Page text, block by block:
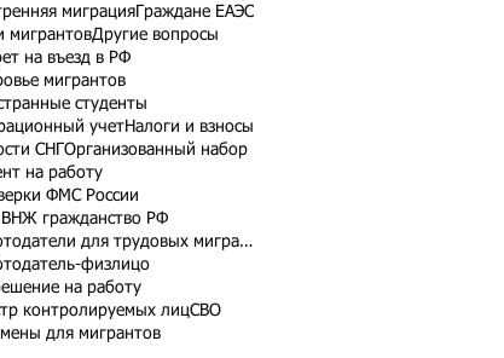
миграция Граждане ЕАЭС
мигрантовДругие вопросы
на въезд в РФ
мигрантов
студенты
учетНалоги и взносы
СНГ Организованный набор
на работу
ФМС России
гражданство РФ
Работодатели для трудовых мигрантов
физлицо
на работу
контролируемых лицСВО
для мигрантов